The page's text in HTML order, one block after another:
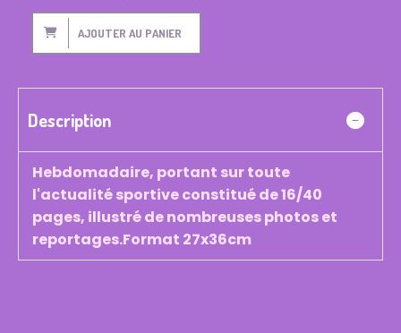
AJOUTER AU PANIER
Description
Hebdomadaire, portant sur toute
l'actualité sportive constitué de 16/40
pages, illustré de nombreuses photos et
reportages.Format 27x36cm